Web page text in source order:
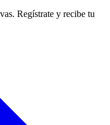
Regístrate y recibe tu